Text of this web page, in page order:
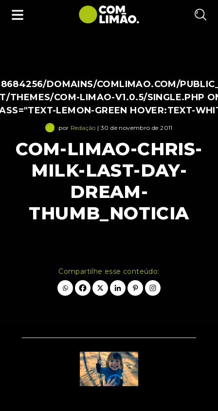
DOMAINS/COMLIMAO.COM/
THEMES/COM-LIMAO-V1.0.5/SINGLE.PHP
LEMON-GREEN HOVER:TEXT-
por Redação | 30 de novembro de 2011
COM-LIMAO-CHRIS-
MILK-LAST-DAY-
DREAM-
THUMB_NOTICIA
Compartilhe esse conteúdo: